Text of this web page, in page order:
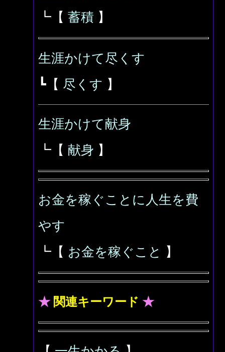
┗【 蓄積 】
生涯かけて尽くす
┗【 尽くす 】
生涯かけて献身
┗【 献身 】
お金を稼ぐことに人生を費
やす
┗【 お金を稼ぐこと 】
★ 関連キーワード ★